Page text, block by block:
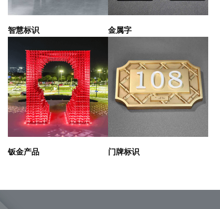
智慧标识 金属字
钣金产品 门牌标识